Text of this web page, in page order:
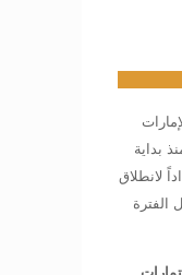
بداية
الفترة